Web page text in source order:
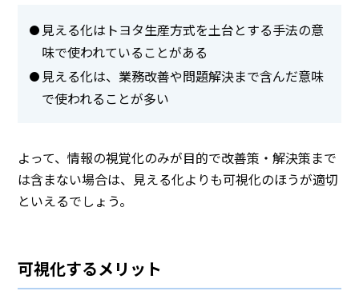
見える化はトヨタ生産方式を土台とする手法の意
味で使われていることがある
見える化は、業務改善や問題解決まで含んだ意味
で使われることが多い
よって、情報の視覚化のみが目的で改善策・解決策まで
は含まない場合は、見える化よりも可視化のほうが適切
といえるでしょう。
可視化するメリット